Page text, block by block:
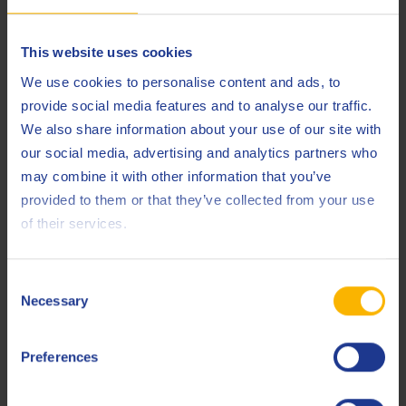
This website uses cookies
We use cookies to personalise content and ads, to
provide social media features and to analyse our traffic.
We also share information about your use of our site with
our social media, advertising and analytics partners who
may combine it with other information that you’ve
provided to them or that they’ve collected from your use
of their services.
Selection
Necessary
Preferences
uitdagend blijft.
Wat zijn volgens jou de belangrijkste
leermomenten binnen de sector?
Dat kan ik natuurlijk enkel zeggen vanuit mijn eigen
ervaring. Zo heb ik in de loop der jaren voor alle
verschillende productsegmenten gewerkt. Dit zorgde niet
enkel voor de benodigde variatie in het werk, maar heeft er
uitgebreide expertise heb kunnen opbouwen. Je mag jezelf
je elke dag opnieuw weer nieuwe onbekende uitdagingen